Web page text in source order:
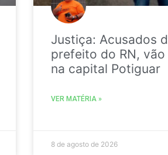
Justiça: Acusados
prefeito do RN,
na capital Potiguar
VER MATÉRIA »
8 de agosto de 2026